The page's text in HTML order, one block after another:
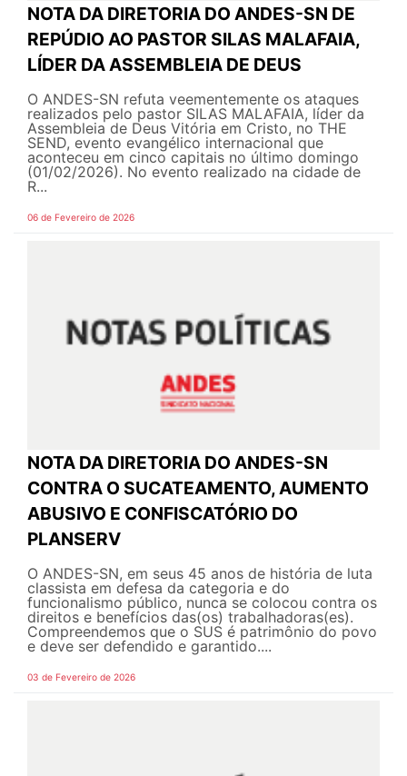
NOTA DA DIRETORIA DO ANDES-SN DE
REPÚDIO AO PASTOR SILAS MALAFAIA,
LÍDER DA ASSEMBLEIA DE DEUS
O ANDES-SN refuta veementemente os ataques
realizados pelo pastor SILAS MALAFAIA, líder da
Assembleia de Deus Vitória em Cristo, no THE
SEND, evento evangélico internacional que
aconteceu em cinco capitais no último domingo
(01/02/2026). No evento realizado na cidade de
R...
06 de Fevereiro de 2026
NOTA DA DIRETORIA DO ANDES-SN
CONTRA O SUCATEAMENTO, AUMENTO
ABUSIVO E CONFISCATÓRIO DO
PLANSERV
O ANDES-SN, em seus 45 anos de história de luta
classista em defesa da categoria e do
funcionalismo público, nunca se colocou contra os
direitos e benefícios das(os) trabalhadoras(es).
Compreendemos que o SUS é patrimônio do povo
e deve ser defendido e garantido....
03 de Fevereiro de 2026